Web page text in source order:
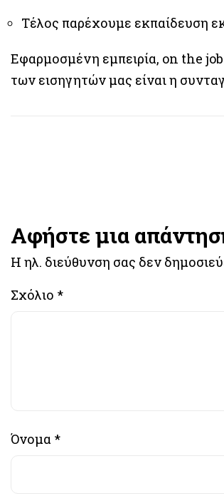
Τέλος παρέχουμε εκπαίδευση
Εφαρμοσμένη εμπειρία, on the
των εισηγητών μας είναι η
Αφήστε μια
Η ηλ. διεύθυνση σας δεν
Σχόλιο *
Όνομα *